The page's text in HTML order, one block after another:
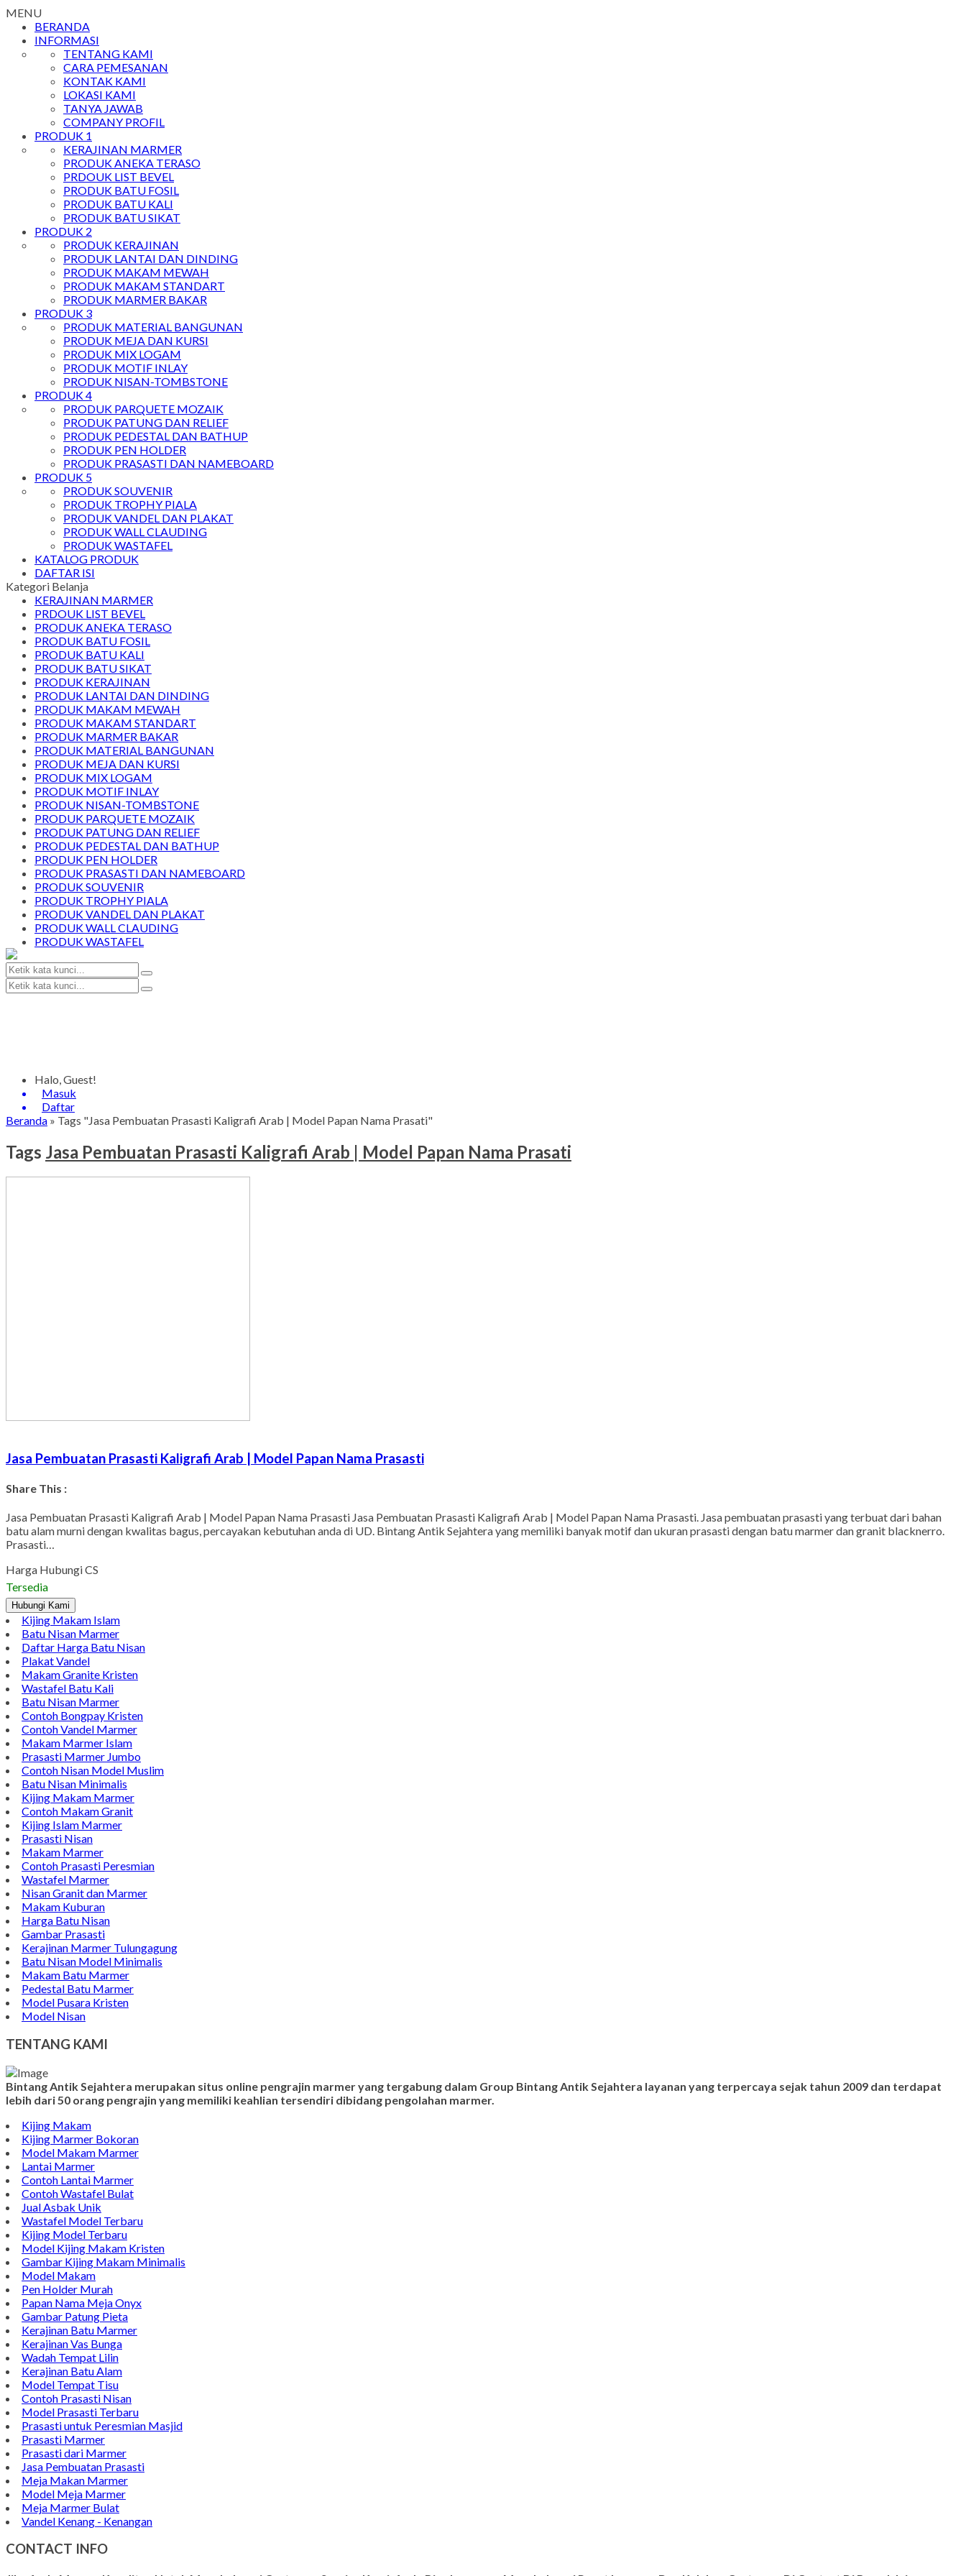
MENU
BERANDA
INFORMASI
TENTANG KAMI
CARA PEMESANAN
KONTAK KAMI
LOKASI KAMI
TANYA JAWAB
COMPANY PROFIL
PRODUK 1
KERAJINAN MARMER
PRODUK ANEKA TERASO
PRDOUK LIST BEVEL
PRODUK BATU FOSIL
PRODUK BATU KALI
PRODUK BATU SIKAT
PRODUK 2
PRODUK KERAJINAN
PRODUK LANTAI DAN DINDING
PRODUK MAKAM MEWAH
PRODUK MAKAM STANDART
PRODUK MARMER BAKAR
PRODUK 3
PRODUK MATERIAL BANGUNAN
PRODUK MEJA DAN KURSI
PRODUK MIX LOGAM
PRODUK MOTIF INLAY
PRODUK NISAN-TOMBSTONE
PRODUK 4
PRODUK PARQUETE MOZAIK
PRODUK PATUNG DAN RELIEF
PRODUK PEDESTAL DAN BATHUP
PRODUK PEN HOLDER
PRODUK PRASASTI DAN NAMEBOARD
PRODUK 5
PRODUK SOUVENIR
PRODUK TROPHY PIALA
PRODUK VANDEL DAN PLAKAT
PRODUK WALL CLAUDING
PRODUK WASTAFEL
KATALOG PRODUK
DAFTAR ISI
Kategori Belanja
KERAJINAN MARMER
PRDOUK LIST BEVEL
PRODUK ANEKA TERASO
PRODUK BATU FOSIL
PRODUK BATU KALI
PRODUK BATU SIKAT
PRODUK KERAJINAN
PRODUK LANTAI DAN DINDING
PRODUK MAKAM MEWAH
PRODUK MAKAM STANDART
PRODUK MARMER BAKAR
PRODUK MATERIAL BANGUNAN
PRODUK MEJA DAN KURSI
PRODUK MIX LOGAM
PRODUK MOTIF INLAY
PRODUK NISAN-TOMBSTONE
PRODUK PARQUETE MOZAIK
PRODUK PATUNG DAN RELIEF
PRODUK PEDESTAL DAN BATHUP
PRODUK PEN HOLDER
PRODUK PRASASTI DAN NAMEBOARD
PRODUK SOUVENIR
PRODUK TROPHY PIALA
PRODUK VANDEL DAN PLAKAT
PRODUK WALL CLAUDING
PRODUK WASTAFEL
Halo, Guest!
Masuk
Daftar
Beranda » Tags "Jasa Pembuatan Prasasti Kaligrafi Arab | Model Papan Nama Prasati"
Tags Jasa Pembuatan Prasasti Kaligrafi Arab | Model Papan Nama Prasati
Jasa Pembuatan Prasasti Kaligrafi Arab | Model Papan Nama Prasasti
Share This :
Jasa Pembuatan Prasasti Kaligrafi Arab | Model Papan Nama Prasasti Jasa Pembuatan Prasasti Kaligrafi Arab | Model Papan Nama Prasasti. Jasa pembuatan prasasti yang terbuat dari bahan
batu alam murni dengan kwalitas bagus, percayakan kebutuhan anda di UD. Bintang Antik Sejahtera yang memiliki banyak motif dan ukuran prasasti dengan batu marmer dan granit blacknerro.
Prasasti…
Harga Hubungi CS
Tersedia
Hubungi Kami
Kijing Makam Islam
Batu Nisan Marmer
Daftar Harga Batu Nisan
Plakat Vandel
Makam Granite Kristen
Wastafel Batu Kali
Batu Nisan Marmer
Contoh Bongpay Kristen
Contoh Vandel Marmer
Makam Marmer Islam
Prasasti Marmer Jumbo
Contoh Nisan Model Muslim
Batu Nisan Minimalis
Kijing Makam Marmer
Contoh Makam Granit
Kijing Islam Marmer
Prasasti Nisan
Makam Marmer
Contoh Prasasti Peresmian
Wastafel Marmer
Nisan Granit dan Marmer
Makam Kuburan
Harga Batu Nisan
Gambar Prasasti
Kerajinan Marmer Tulungagung
Batu Nisan Model Minimalis
Makam Batu Marmer
Pedestal Batu Marmer
Model Pusara Kristen
Model Nisan
TENTANG KAMI
Bintang Antik Sejahtera merupakan situs online pengrajin marmer yang tergabung dalam Group Bintang Antik Sejahtera layanan yang terpercaya sejak tahun 2009 dan terdapat
lebih dari 50 orang pengrajin yang memiliki keahlian tersendiri dibidang pengolahan marmer.
Kijing Makam
Kijing Marmer Bokoran
Model Makam Marmer
Lantai Marmer
Contoh Lantai Marmer
Contoh Wastafel Bulat
Jual Asbak Unik
Wastafel Model Terbaru
Kijing Model Terbaru
Model Kijing Makam Kristen
Gambar Kijing Makam Minimalis
Model Makam
Pen Holder Murah
Papan Nama Meja Onyx
Gambar Patung Pieta
Kerajinan Batu Marmer
Kerajinan Vas Bunga
Wadah Tempat Lilin
Kerajinan Batu Alam
Model Tempat Tisu
Contoh Prasasti Nisan
Model Prasasti Terbaru
Prasasti untuk Peresmian Masjid
Prasasti Marmer
Prasasti dari Marmer
Jasa Pembuatan Prasasti
Meja Makan Marmer
Model Meja Marmer
Meja Marmer Bulat
Vandel Kenang - Kenangan
CONTACT INFO